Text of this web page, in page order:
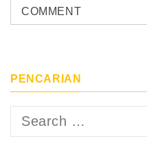
COMMENT
PENCARIAN
Search